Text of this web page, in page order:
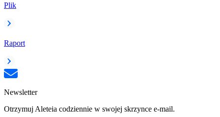
Plik
Raport
Newsletter
Otrzymuj Aleteia codziennie w swojej skrzynce e-mail.